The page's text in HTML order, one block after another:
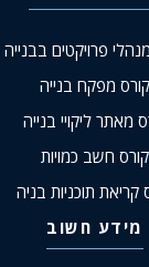
פרויקטים בבנייה
קורס מפקח בנייה
מאתר ליקויי בנייה
קורס חשב כמויות
קריאת תוכניות בניה
מידע חשוב